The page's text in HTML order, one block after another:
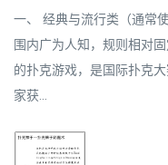
一、 经典与流行类（通常
围内广为人知，规则相对
的扑克游戏，是国际扑克
家获...